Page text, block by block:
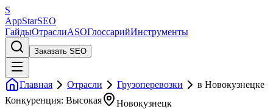
S
AppStarSEO
ГайдыОтраслиASOГлоссарийИнструменты
Заказать SEO
Главная Отрасли Грузоперевозки
в Новокузнецке
Конкуренция: Высокая
Новокузнецк